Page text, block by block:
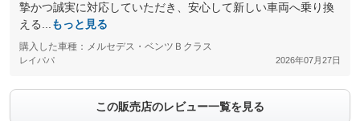
摯かつ誠実に対応していただき、安心して新しい車両へ乗り換
える...
もっと見る
購入した車種：メルセデス・ベンツＢクラス
レイパパ 2026年07月27日
この販売店のレビュー一覧を見る